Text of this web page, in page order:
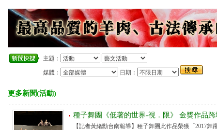
主題：
媒體： 日期：
更多新聞(活動)
種子舞團《低著的世界-視．限》 金獎作品
【記者黃緒勳台南報導】種子舞團此作品榮獲「2017